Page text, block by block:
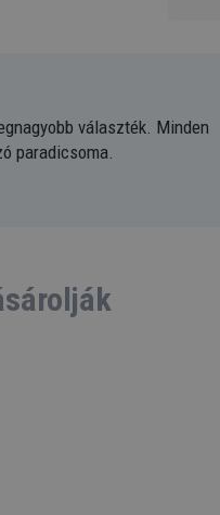
választék. Minden
paradicsoma.